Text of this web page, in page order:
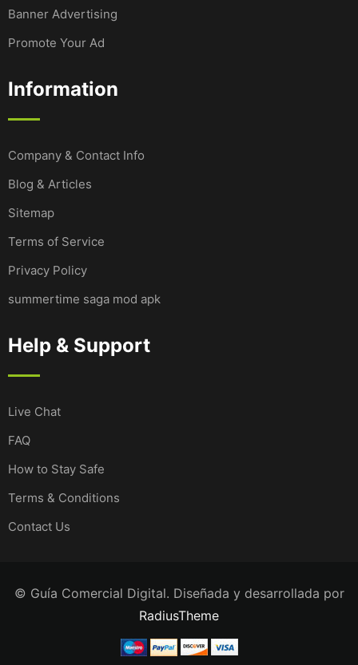
Banner Advertising
Promote Your Ad
Information
Company & Contact Info
Blog & Articles
Sitemap
Terms of Service
Privacy Policy
summertime saga mod apk
Help & Support
Live Chat
FAQ
How to Stay Safe
Terms & Conditions
Contact Us
© Guía Comercial Digital. Diseñada y desarrollada por
RadiusTheme